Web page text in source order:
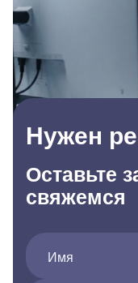
Нужен
Оставьте
свяжемся
Имя